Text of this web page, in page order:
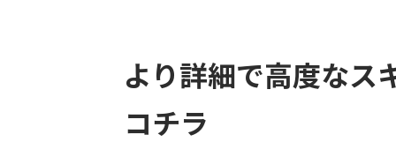
より詳細で高度なス
コチラ